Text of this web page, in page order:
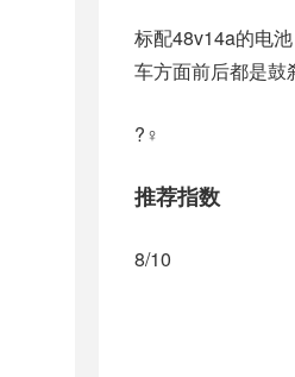
标配48v14a的电
车方面前后都是鼓
?‍♀️
推荐指数
8/10